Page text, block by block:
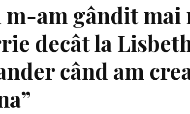
m-am gândit mai
decât la
când am